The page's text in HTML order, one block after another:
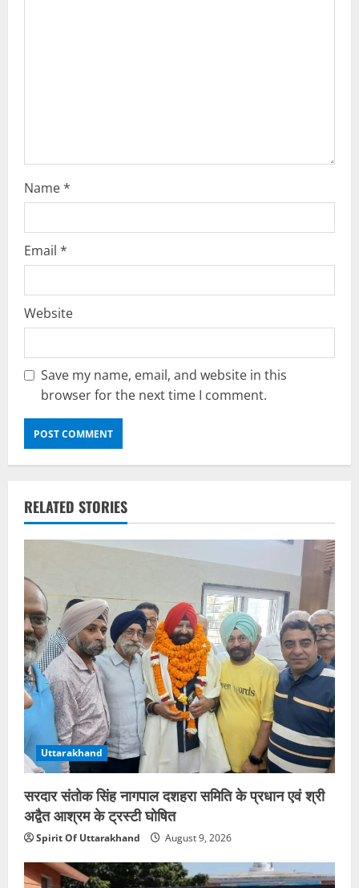
g
Name*
Email *
Website
Save my name, email, and website in this
browser for the next time I comment.
RELATED STORIES
Uttarakhand
सरदार संतोक सिंह नागपाल दशहरा समिति के प्रधान एवं श्री
अद्वैत आश्रम के ट्रस्टी घोषित
Spirit Of Uttarakhand August 9, 2026